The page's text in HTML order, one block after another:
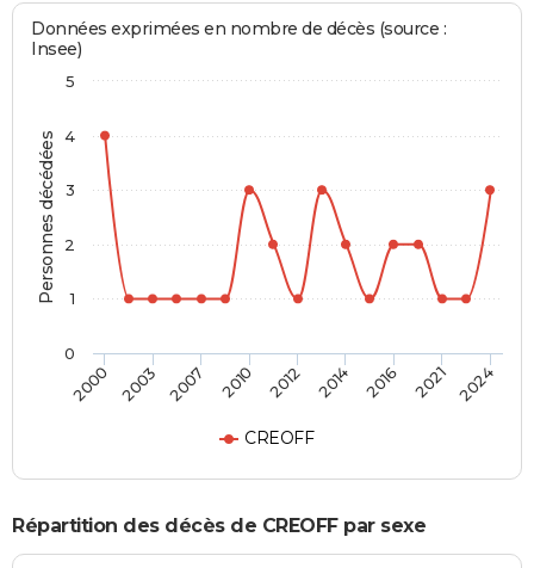
Personnes décédées
Données exprimées en nombre de décès (source :
Insee)
CREOFF
2000 2003 2007 2010 2012 2014 2016 2021 2024
0
1
2
3
4
5
Répartition des décès de CREOFF par sexe